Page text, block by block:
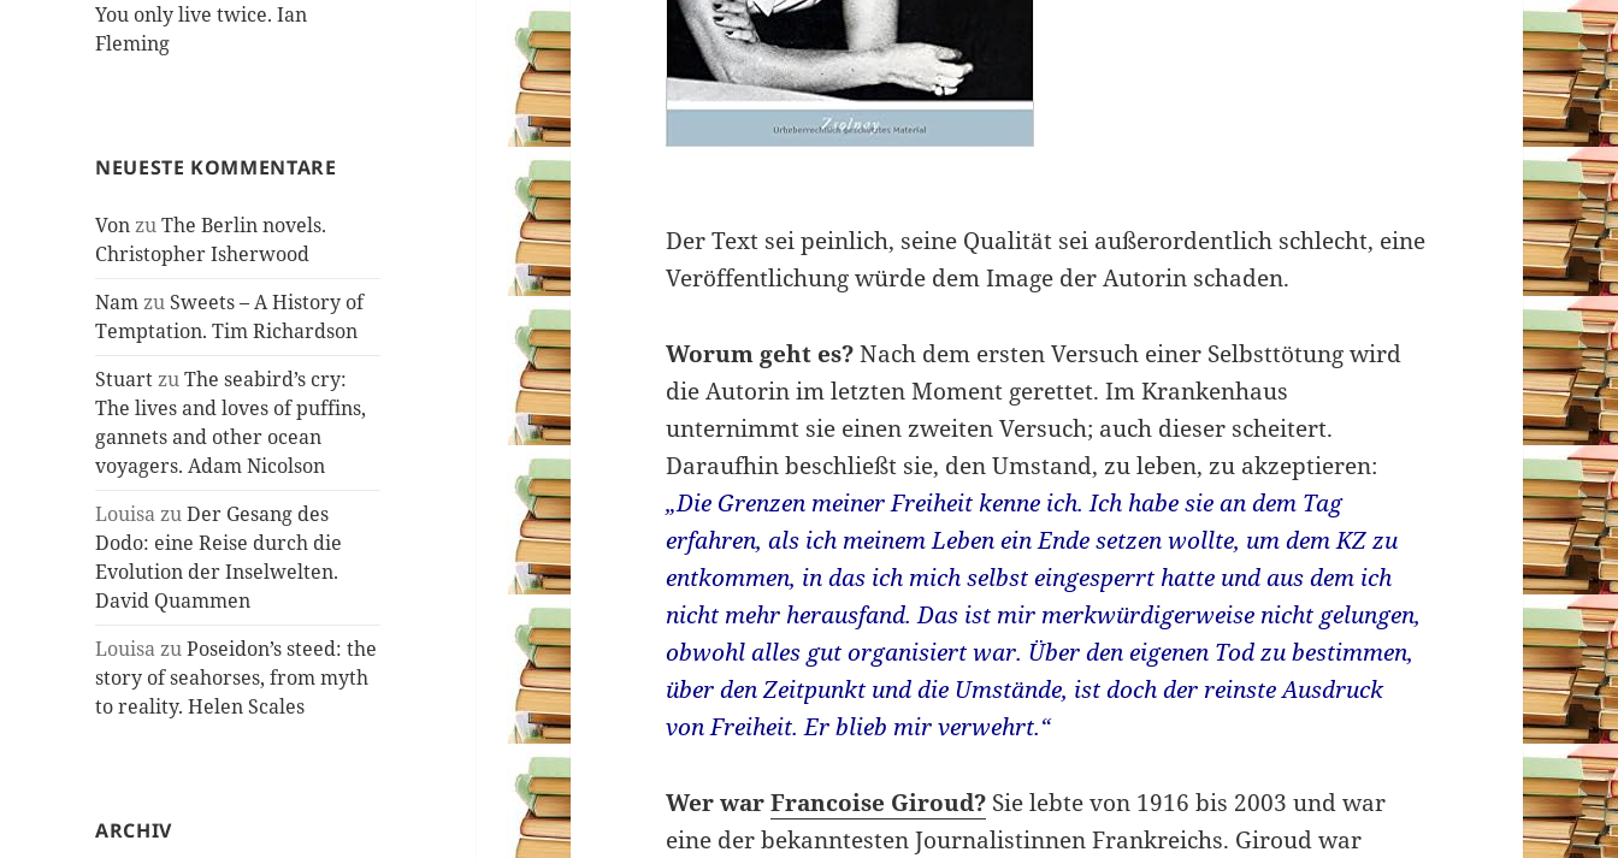
You only live twice. Ian
Fleming
NEUESTE KOMMENTARE
VonzuThe Berlin novels.
Christopher Isherwood
Namzu Sweets – A History of
Temptation. Tim Richardson
StuartzuThe seabird’s cry:
The lives and loves of puffins,
gannets and other ocean
voyagers. Adam Nicolson
LouisazuDer Gesang des
Dodo: eine Reise durch die
Evolution der Inselwelten.
David Quammen
LouisazuPoseidon’s steed: the
story of seahorses, from myth
to reality. Helen Scales
ARCHIV
Der Text sei peinlich, seine Qualität sei außerordentlich schlecht, eine
Veröffentlichung würde dem Image der Autorin schaden.
Worum geht es?Nach dem ersten Versuch einer Selbsttötung wird
die Autorin im letzten Moment gerettet. Im Krankenhaus
unternimmt sie einen zweiten Versuch; auch dieser scheitert.
Daraufhin beschließt sie, den Umstand, zu leben, zu akzeptieren:
„Die Grenzen meiner Freiheit kenne ich. Ich habe sie an dem Tag
erfahren, als ich meinem Leben ein Ende setzen wollte, um dem KZ zu
entkommen, in das ich mich selbst eingesperrt hatte und aus dem ich
nicht mehr herausfand. Das ist mir merkwürdigerweise nicht gelungen,
obwohl alles gut organisiert war. Über den eigenen Tod zu bestimmen,
über den Zeitpunkt und die Umstände, ist doch der reinste Ausdruck
von Freiheit. Er blieb mir verwehrt.“
Wer warFrancoise Giroud? Sie lebte von 1916 bis 2003 und war
eine der bekanntesten Journalistinnen Frankreichs. Giroud war